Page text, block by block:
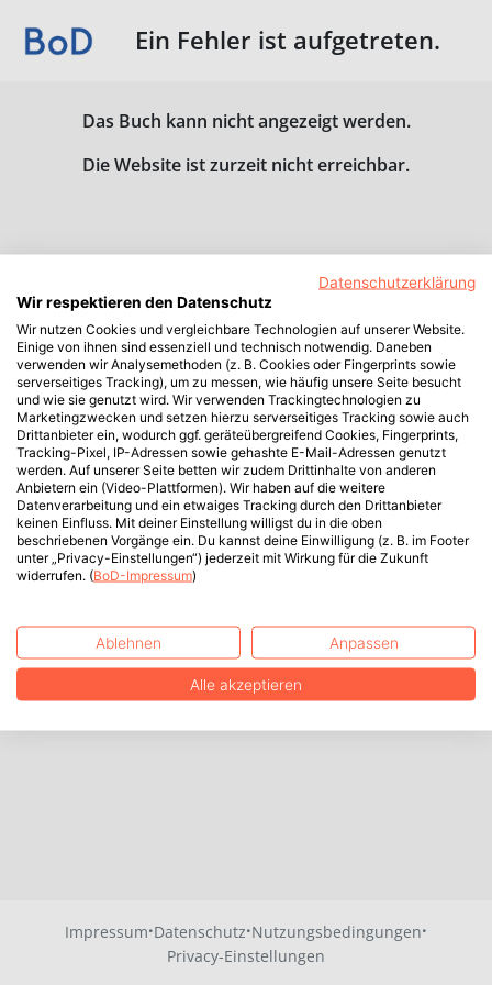
Ein Fehler ist aufgetreten.
Das Buch kann nicht angezeigt werden.
Die Website ist zurzeit nicht erreichbar.
Impressum·Datenschutz·Nutzungsbedingungen·
Privacy-Einstellungen
Datenschutzerklärung
Wir respektieren den Datenschutz
Wir nutzen Cookies und vergleichbare Technologien auf unserer Website.
Einige von ihnen sind essenziell und technisch notwendig. Daneben
verwenden wir Analysemethoden (z. B. Cookies oder Fingerprints sowie
serverseitiges Tracking), um zu messen, wie häufig unsere Seite besucht
und wie sie genutzt wird. Wir verwenden Trackingtechnologien zu
Marketingzwecken und setzen hierzu serverseitiges Tracking sowie auch
Drittanbieter ein, wodurch ggf. geräteübergreifend Cookies, Fingerprints,
Tracking-Pixel, IP-Adressen sowie gehashte E-Mail-Adressen genutzt
werden. Auf unserer Seite betten wir zudem Drittinhalte von anderen
Anbietern ein (Video-Plattformen). Wir haben auf die weitere
Datenverarbeitung und ein etwaiges Tracking durch den Drittanbieter
keinen Einfluss. Mit deiner Einstellung willigst du in die oben
beschriebenen Vorgänge ein. Du kannst deine Einwilligung (z. B. im Footer
unter „Privacy-Einstellungen“) jederzeit mit Wirkung für die Zukunft
widerrufen. (BoD-Impressum)
Ablehnen Anpassen
Alle akzeptieren